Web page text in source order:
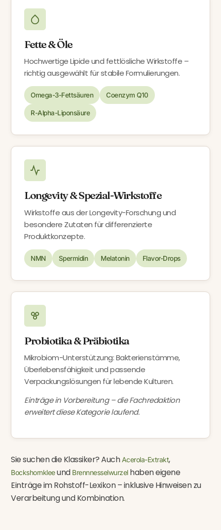
Fette & Öle
Hochwertige Lipide und fettlösliche Wirkstoffe –
richtig ausgewählt für stabile Formulierungen.
Omega-3-Fettsäuren Coenzym Q10
R-Alpha-Liponsäure
Longevity & Spezial-Wirkstoffe
Wirkstoffe aus der Longevity-Forschung und
besondere Zutaten für differenzierte
Produktkonzepte.
NMN Spermidin Melatonin Flavor-Drops
Probiotika & Präbiotika
Mikrobiom-Unterstützung: Bakterienstämme,
Überlebensfähigkeit und passende
Verpackungslösungen für lebende Kulturen.
Einträge in Vorbereitung – die Fachredaktion
erweitert diese Kategorie laufend.
Sie suchen die Klassiker? Auch Acerola-Extrakt,
Bockshornkleeund Brennnesselwurzelhaben eigene
Einträge im Rohstoff-Lexikon – inklusive Hinweisen zu
Verarbeitung und Kombination.